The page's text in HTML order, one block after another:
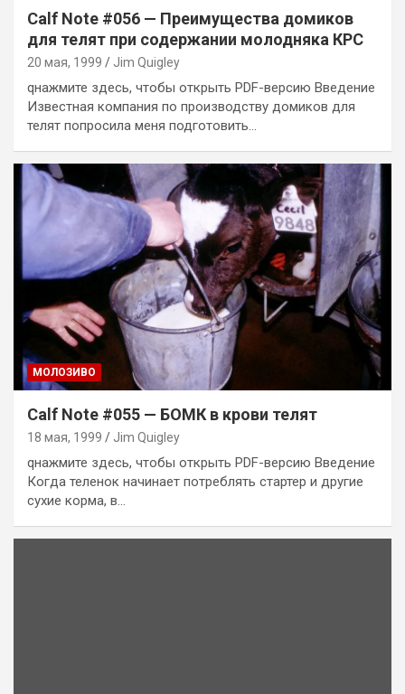
Calf Note #056 — Преимущества домиков
для телят при содержании молодняка КРС
20 мая, 1999 Jim Quigley
qнажмите здесь, чтобы открыть PDF-версию Введение
Известная компания по производству домиков для
телят попросила меня подготовить…
MОЛОЗИВО
Calf Note #055 — БОМК в крови телят
18 мая, 1999 Jim Quigley
qнажмите здесь, чтобы открыть PDF-версию Введение
Когда теленок начинает потреблять стартер и другие
сухие корма, в…